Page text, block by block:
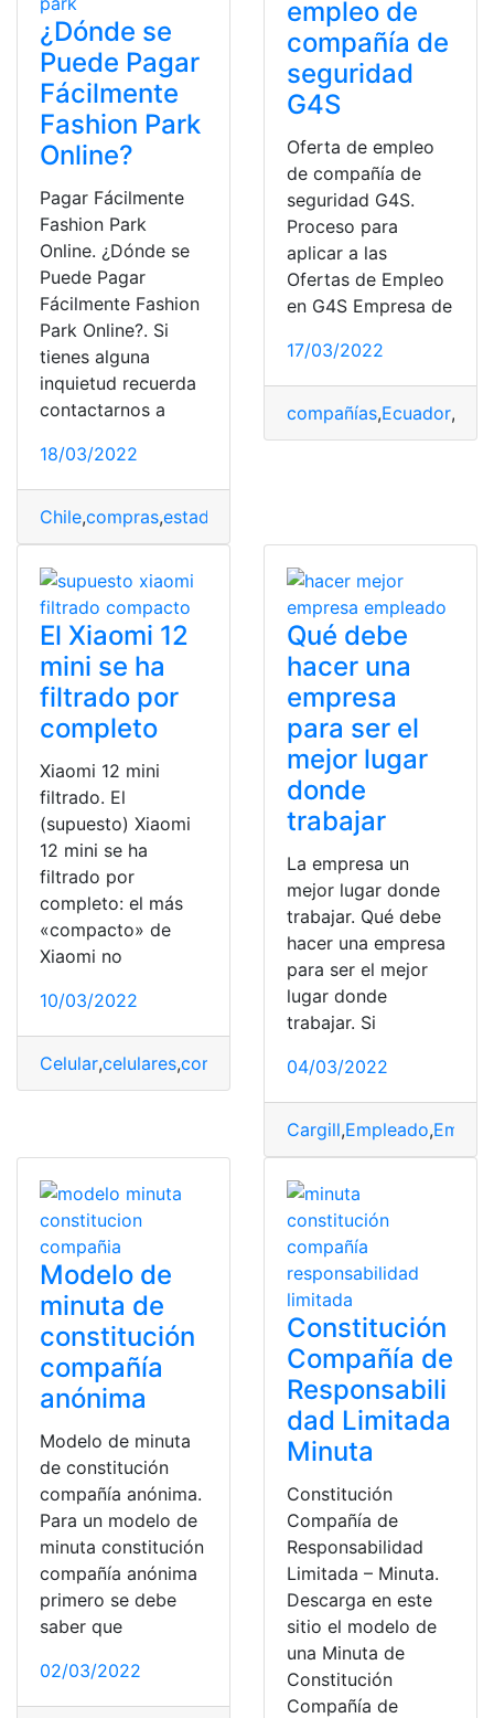
¿Dónde se
Puede Pagar
Fácilmente
Fashion Park
Online?
Pagar Fácilmente
Fashion Park
Online. ¿Dónde se
Puede Pagar
Fácilmente Fashion
Park Online?. Si
tienes alguna
inquietud recuerda
contactarnos a
18/03/2022
Chile,compras,estado de cuenta
empleo de
compañía de
seguridad
G4S
Oferta de empleo
de compañía de
seguridad G4S.
Proceso para
aplicar a las
Ofertas de Empleo
en G4S Empresa de
17/03/2022
compañías,Ecuador,
El Xiaomi 12
mini se ha
filtrado por
completo
Xiaomi 12 mini
filtrado. El
(supuesto) Xiaomi
12 mini se ha
filtrado por
completo: el más
«compacto» de
Xiaomi no
10/03/2022
Celular,celulares,completos filtrado,filtro,Número de
Qué debe
hacer una
empresa
para ser el
mejor lugar
donde
trabajar
La empresa un
mejor lugar donde
trabajar. Qué debe
hacer una empresa
para ser el mejor
lugar donde
trabajar. Si
04/03/2022
Cargill,Empleado,
Modelo de
minuta de
constitución
compañía
anónima
Modelo de minuta
de constitución
compañía anónima.
Para un modelo de
minuta constitución
compañía anónima
primero se debe
saber que
02/03/2022
Constitución
Compañía de
Responsabili
dad Limitada
Minuta
Constitución
Compañía de
Responsabilidad
Limitada – Minuta.
Descarga en este
sitio el modelo de
una Minuta de
Constitución
Compañía de